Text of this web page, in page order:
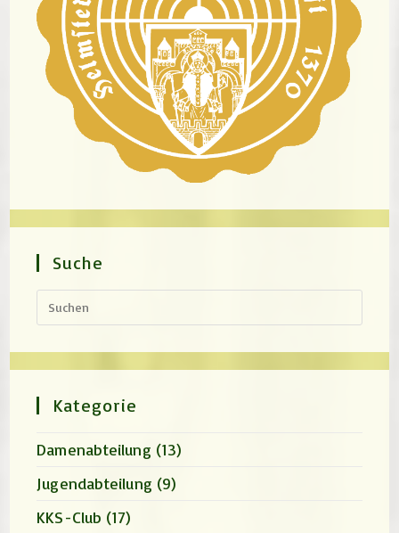
Suche
Kategorie
Damenabteilung (13)
Jugendabteilung (9)
KKS-Club (17)